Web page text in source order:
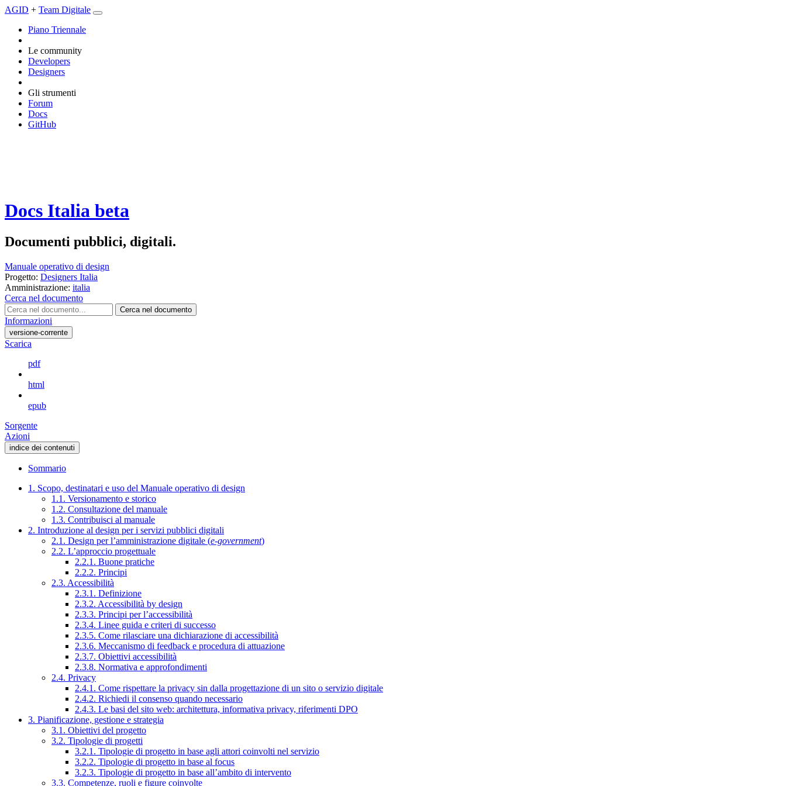
AGID + Team Digitale
Piano Triennale
Le community
Developers
Designers
Gli strumenti
Forum
Docs
GitHub
Docs Italia beta
Documenti pubblici, digitali.
Manuale operativo di design
Progetto: Designers Italia
Amministrazione: italia
Cerca nel documento
Cerca nel documento
Informazioni
versione-corrente
Scarica
pdf
html
epub
Sorgente
Azioni
indice dei contenuti
Sommario
1. Scopo, destinatari e uso del Manuale operativo di design
1.1. Versionamento e storico
1.2. Consultazione del manuale
1.3. Contribuisci al manuale
2. Introduzione al design per i servizi pubblici digitali
2.1. Design per l’amministrazione digitale (e-government)
2.2. L’approccio progettuale
2.2.1. Buone pratiche
2.2.2. Principi
2.3. Accessibilità
2.3.1. Definizione
2.3.2. Accessibilità by design
2.3.3. Principi per l’accessibilità
2.3.4. Linee guida e criteri di successo
2.3.5. Come rilasciare una dichiarazione di accessibilità
2.3.6. Meccanismo di feedback e procedura di attuazione
2.3.7. Obiettivi accessibilità
2.3.8. Normativa e approfondimenti
2.4. Privacy
2.4.1. Come rispettare la privacy sin dalla progettazione di un sito o servizio digitale
2.4.2. Richiedi il consenso quando necessario
2.4.3. Le basi del sito web: architettura, informativa privacy, riferimenti DPO
3. Pianificazione, gestione e strategia
3.1. Obiettivi del progetto
3.2. Tipologie di progetti
3.2.1. Tipologie di progetto in base agli attori coinvolti nel servizio
3.2.2. Tipologie di progetto in base al focus
3.2.3. Tipologie di progetto in base all’ambito di intervento
3.3. Competenze, ruoli e figure coinvolte